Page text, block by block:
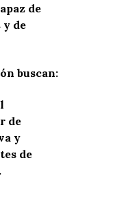
de
de
buscan:
de
y
de